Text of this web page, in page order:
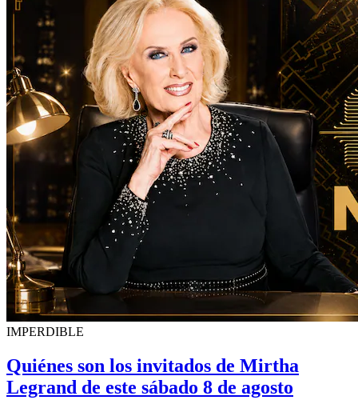
IMPERDIBLE
Quiénes son los invitados de Mirtha
Legrand de este sábado 8 de agosto